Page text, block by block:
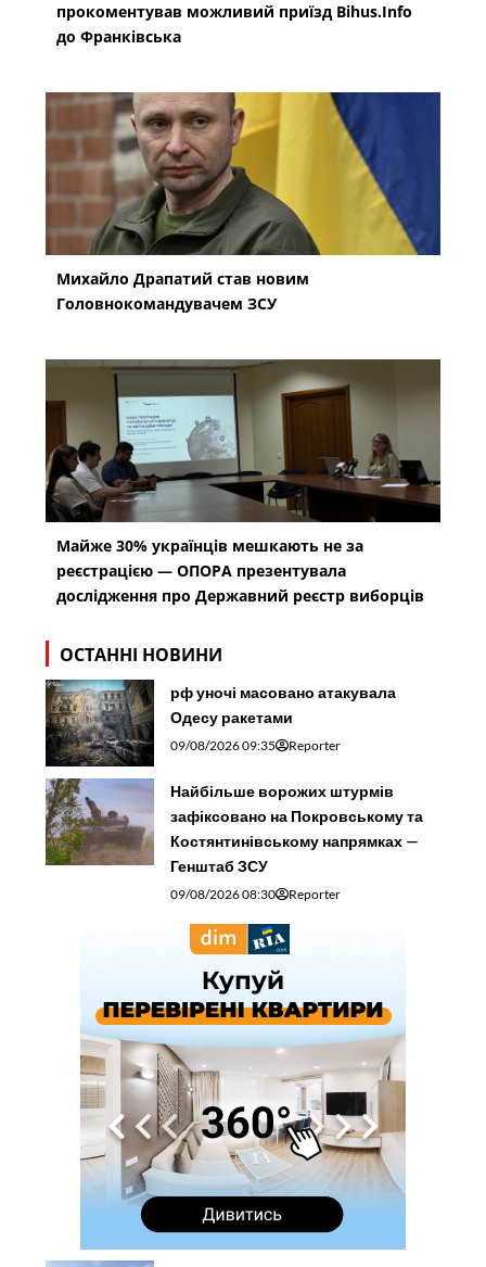
прокоментував можливий приїзд Bihus.Info
до Франківська
Михайло Драпатий став новим
Головнокомандувачем ЗСУ
Майже 30% українців мешкають не за
реєстрацією — ОПОРА презентувала
дослідження про Державний реєстр виборців
ОСТАННІ НОВИНИ
рф уночі масовано атакувала
Одесу ракетами
09/08/2026 09:35 Reporter
Найбільше ворожих штурмів
зафіксовано на Покровському та
Костянтинівському напрямках —
Генштаб ЗСУ
09/08/2026 08:30 Reporter